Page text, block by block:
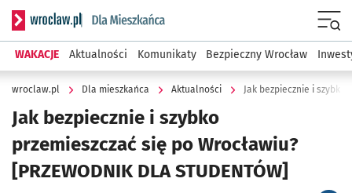
Serwis informacyjny wroclaw.pl podserwis: Dla mieszkańca
WAKACJE Aktualności Komunikaty Bezpieczny Wrocław
wroclaw.pl Dla mieszkańca Aktualności
Jak bezpiecznie i szybko
przemieszczać się po Wrocławiu?
[PRZEWODNIK DLA STUDENTÓW]